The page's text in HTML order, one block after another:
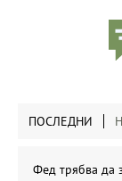
ПОСЛЕДНИ
Фед трябва да